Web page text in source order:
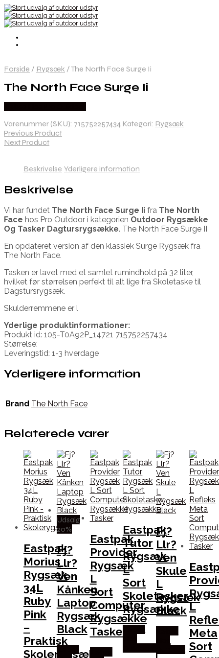
Forside / Rygsæk /The North Face Surge Ii
The North Face Surge Ii
Varenummer (SKU): 715752257434 Kategori: Rygsæk
Previous Product
Next Product
Beskrivelse Yderligere information
Beskrivelse
Vi har fundet The North Face Surge Ii fra The North
Face hos Pro Outdoor i kategorien Outdoor Rygsække
Og Tasker Dagtursrygsække. The North Face Surge II
En opdateret version af den klassiek Surge Rygsæk fra
The North Face.
Tasken er lavet med et samlet rumindhold på 32 liter,
hvilket før størrelsen perfekt til alt lige fra Skoletaske til
Dagstursrygsæk.
Skulderremmene er l
Yderlige produktinformationer:
Produkt id: 105-T0A92P_14721 715752257434
Størrelse:
Leveringstid: 1-3 hverdage
Yderligere information
Brand The North Face
Relaterede varer
Eastpak
Morius
Rygsæk
34L
Ruby
Pink
–
Praktisk
Skolerygsæk
Udsalg
20%
Fj?
Llr?
Ven
Kånken
Laptop
Rygsæk
Black
Købes
Eastpak
Provider
Rygsæk
L
Sort
Computer
Rygsække
Tasker
Købes
Eastpak
Tutor
Rygsæk
L
Sort
Skoletasker
Rygsække
Outdoornu.dk
Fj?
Llr?
Ven
Skule
L
Rygsæk
Black L
Meta
Sort